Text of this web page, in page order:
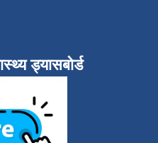
ड्यासबोर्ड